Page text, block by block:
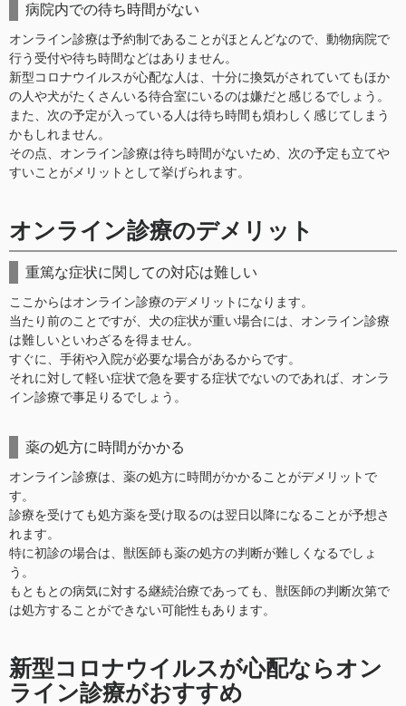
病院内での待ち時間がない
オンライン診療は予約制であることがほとんどなので、動物病院で
行う受付や待ち時間などはありません。
新型コロナウイルスが心配な人は、十分に換気がされていてもほか
の人や犬がたくさんいる待合室にいるのは嫌だと感じるでしょう。
また、次の予定が入っている人は待ち時間も煩わしく感じてしまう
かもしれません。
その点、オンライン診療は待ち時間がないため、次の予定も立てや
すいことがメリットとして挙げられます。
オンライン診療のデメリット
重篤な症状に関しての対応は難しい
ここからはオンライン診療のデメリットになります。
当たり前のことですが、犬の症状が重い場合には、オンライン診療
は難しいといわざるを得ません。
すぐに、手術や入院が必要な場合があるからです。
それに対して軽い症状で急を要する症状でないのであれば、オンラ
イン診療で事足りるでしょう。
薬の処方に時間がかかる
オンライン診療は、薬の処方に時間がかかることがデメリットで
す。
診療を受けても処方薬を受け取るのは翌日以降になることが予想さ
れます。
特に初診の場合は、獣医師も薬の処方の判断が難しくなるでしょ
う。
もともとの病気に対する継続治療であっても、獣医師の判断次第で
は処方することができない可能性もあります。
新型コロナウイルスが心配ならオン
ライン診療がおすすめ